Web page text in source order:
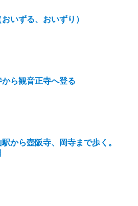
いずる、おいずり）
から観音正寺へ登る
から壺阪寺、岡寺まで歩く。